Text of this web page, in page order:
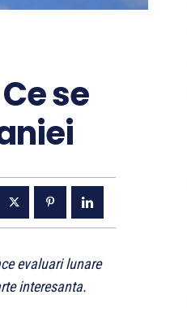
se
evaluari lunare
interesanta.